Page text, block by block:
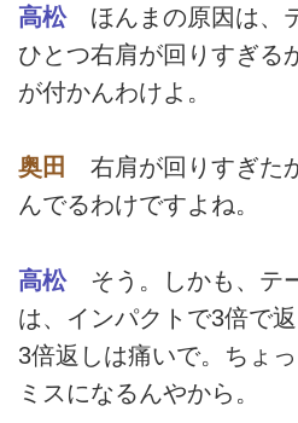
高松ほんまの原因は、
ひとつ右肩が回りすぎる
が付かんわけよ。
奥田
右肩が回りすぎた
んでるわけですよね。
高松そう。しかも、テ
は、インパクトで3倍で
3倍返しは痛いで。ちょ
ミスになるんやから。